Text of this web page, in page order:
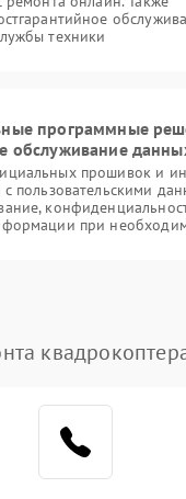
техники
программные
обслуживание
прошивок и
с пользовательскими
при